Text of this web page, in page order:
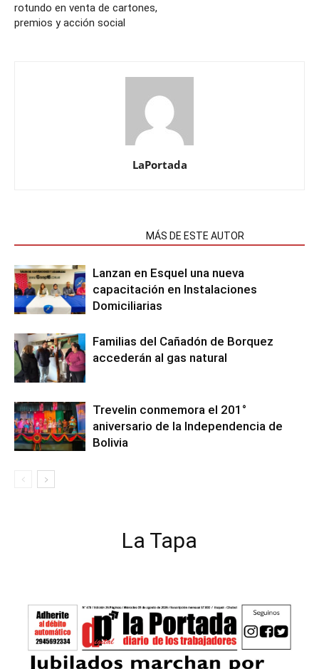
rotundo en venta de cartones,
premios y acción social
LaPortada
MÁS DE ESTE AUTOR
Lanzan en Esquel una nueva
capacitación en Instalaciones
Domiciliarias
Familias del Cañadón de Borquez
accederán al gas natural
Trevelin conmemora el 201°
aniversario de la Independencia de
Bolivia
La Tapa